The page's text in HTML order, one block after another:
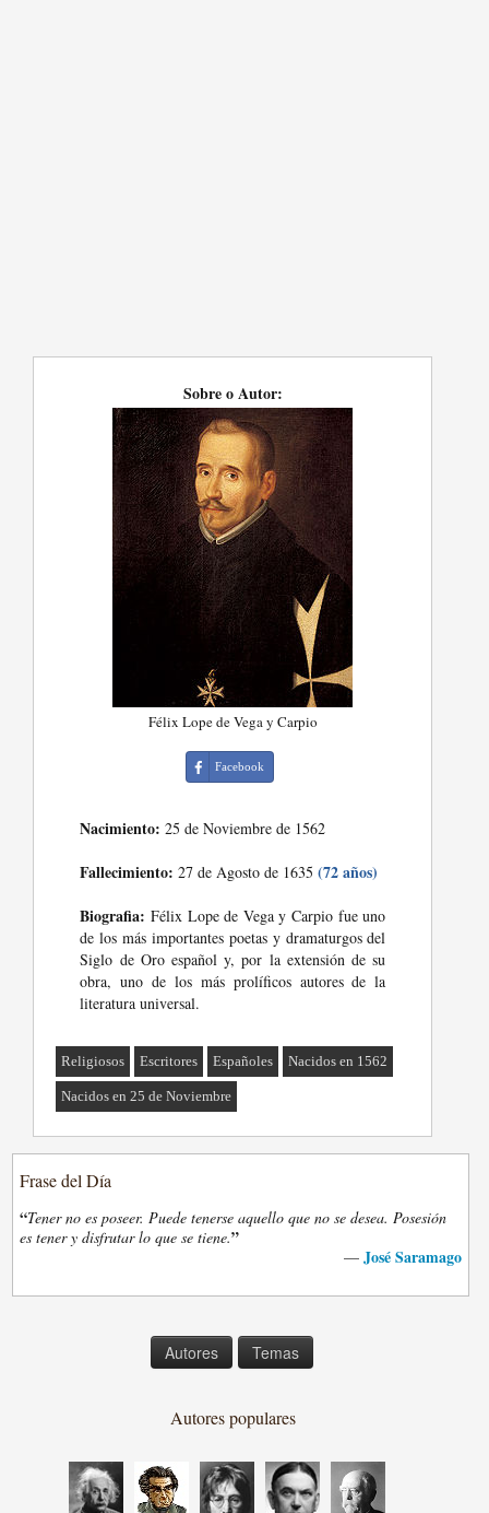
Sobre o Autor:
Félix Lope de Vega y Carpio
Facebook
Nacimiento: 25 de Noviembre de 1562
Fallecimiento: 27 de Agosto de 1635(72 años)
Biografia: Félix Lope de Vega y Carpio fue uno
de los más importantes poetas y dramaturgos del
Siglo de Oro español y, por la extensión de su
obra, uno de los más prolíficos autores de la
literatura universal.
Religiosos Escritores Españoles Nacidos en 1562
Nacidos en 25 de Noviembre
Frase del Día
“Tener no es poseer. Puede tenerse aquello que no se desea. Posesión
es tener y disfrutar lo que se tiene.”
— José Saramago
Autores Temas
Autores populares